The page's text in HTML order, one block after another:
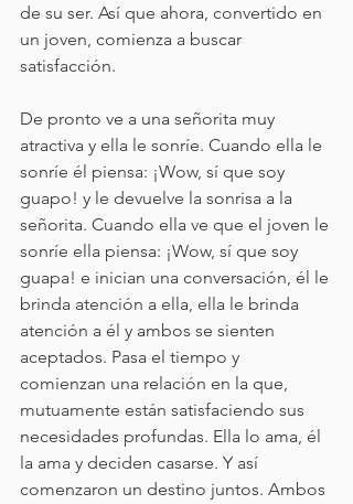
de su ser. Así que ahora, convertido en
un joven, comienza a buscar
satisfacción.
De pronto ve a una señorita muy
atractiva y ella le sonríe. Cuando ella le
sonríe él piensa: ¡Wow, sí que soy
guapo! y le devuelve la sonrisa a la
señorita. Cuando ella ve que el joven le
sonríe ella piensa: ¡Wow, sí que soy
guapa! e inician una conversación, él le
brinda atención a ella, ella le brinda
atención a él y ambos se sienten
aceptados. Pasa el tiempo y
comienzan una relación en la que,
mutuamente están satisfaciendo sus
necesidades profundas. Ella lo ama, él
la ama y deciden casarse. Y así
comenzaron un destino juntos. Ambos